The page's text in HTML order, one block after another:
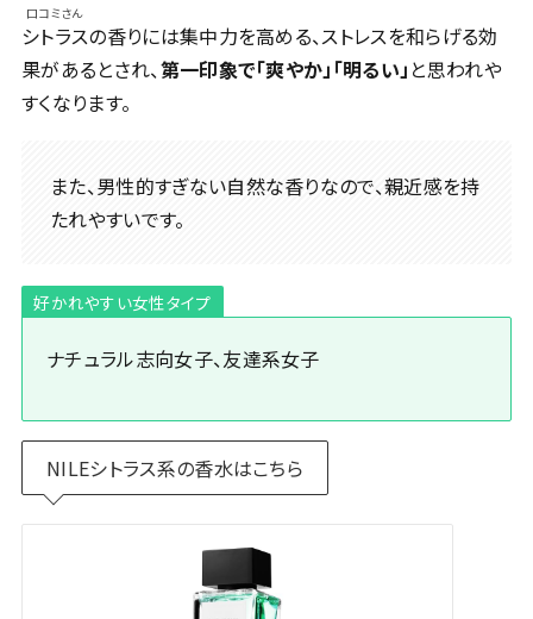
口コミさん
シトラスの香りには集中力を高める、ストレスを和らげる効
果があるとされ、第一印象で「爽やか」「明るい」 と思われや
すくなります。
また、男性的すぎない自然な香りなので、親近感を持
たれやすいです。
好かれやすい女性タイプ
ナチュラル志向女子、友達系女子
NILEシトラス系の香水はこちら